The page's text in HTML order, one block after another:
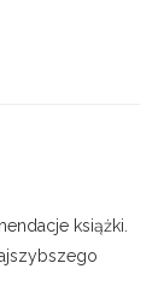
książki.